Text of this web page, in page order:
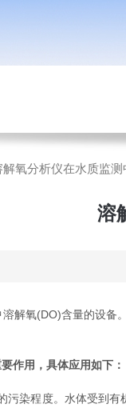
解氧分析仪在水质监
溶
解氧(DO)含量的设备
作用，具体应用如下：
程度。水体受到有